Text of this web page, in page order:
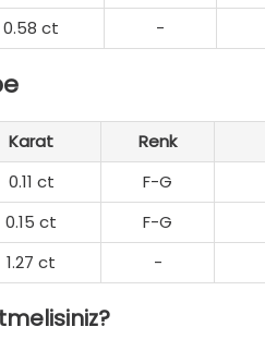
0.58 ct -
Karat Renk
0.11 ct F-G
0.15 ct F-G
1.27 ct -